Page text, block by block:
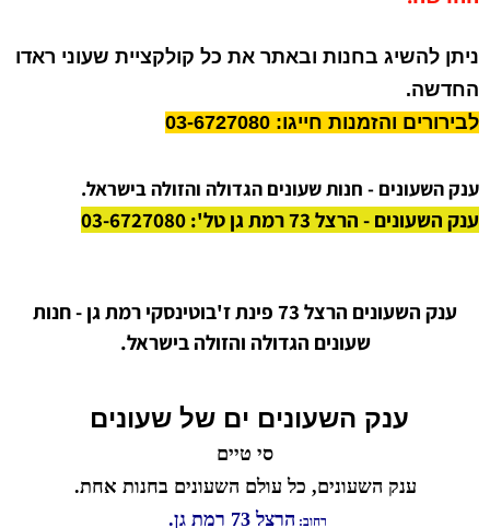
ניתן להשיג בחנות ובאתר את כל קולקציית שעוני ראדו
החדשה.
לבירורים והזמנות חייגו: 03-6727080
ענק השעונים - חנות שעונים הגדולה והזולה בישראל.
ענק השעונים - הרצל 73 רמת גן טל': 03-6727080
ענק השעונים הרצל 73 פינת ז'בוטינסקי רמת גן - חנות
שעונים הגדולה והזולה בישראל.
ענק השעונים ים של שעונים
סי טיים
ענק השעונים, כל עולם השעונים בחנות אחת.
רחוב: הרצל 73 רמת גן.